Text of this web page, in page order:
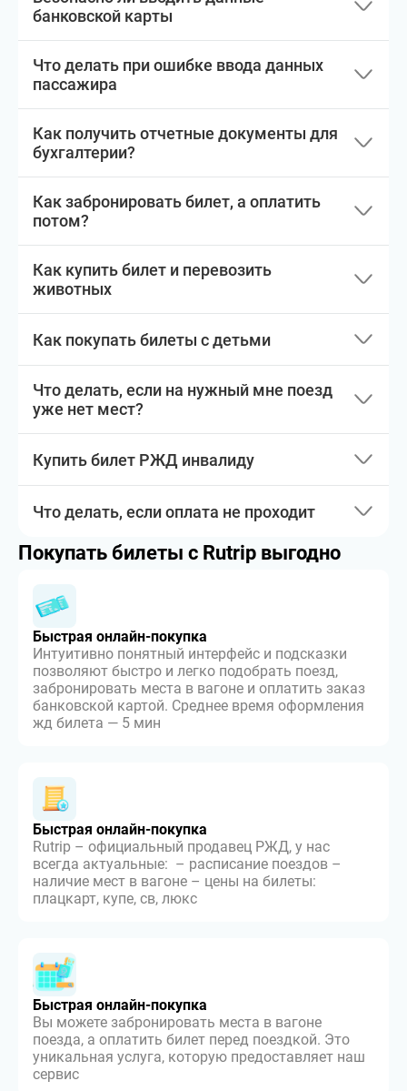
банковской карты
Что делать при ошибке ввода данных
пассажира
Как получить отчетные документы для
бухгалтерии?
Как забронировать билет, а оплатить
потом?
Как купить билет и перевозить
животных
Как покупать билеты с детьми
Что делать, если на нужный мне поезд
уже нет мест?
Купить билет РЖД инвалиду
Что делать, если оплата не проходит
Покупать билеты с Rutrip выгодно
Быстрая онлайн-покупка
Интуитивно понятный интерфейс и подсказки
позволяют быстро и легко подобрать поезд,
забронировать места в вагоне и оплатить заказ
банковской картой. Среднее время оформления
жд билета — 5 мин
Быстрая онлайн-покупка
Rutrip – официальный продавец РЖД, у нас
всегда актуальные: – расписание поездов –
наличие мест в вагоне – цены на билеты:
плацкарт, купе, св, люкс
Быстрая онлайн-покупка
Вы можете забронировать места в вагоне
поезда, а оплатить билет перед поездкой. Это
уникальная услуга, которую предоставляет наш
сервис